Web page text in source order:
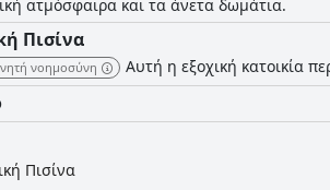
ατμόσφαιρα και τα άνετα δωμάτια.
Πισίνα
νοημοσύνη Αυτή η εξοχική κατοικία
Πισίνα